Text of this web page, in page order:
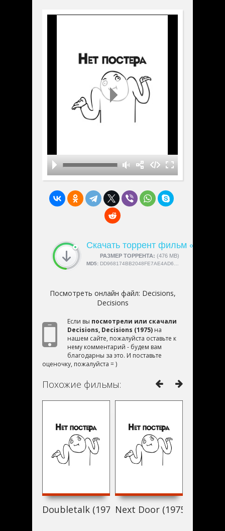
Скачать торрент фильм
РАЗМЕР ТОРРЕНТА: (476 MB)
СКАЧАЛИ:4189
MD5: DD968174BB2048FE7AE4AD6BE52B2471
Посмотреть онлайн файл: Decisions,
Decisions
Если вы посмотрели или скачали
Decisions, Decisions (1975) на
нашем сайте, пожалуйста оставьте к
нему комментарий - будем вам
благодарны за это. И поставьте
оценочку, пожалуйста = )
Похожие фильмы:
Doubletalk (1975)Next Door (1975)